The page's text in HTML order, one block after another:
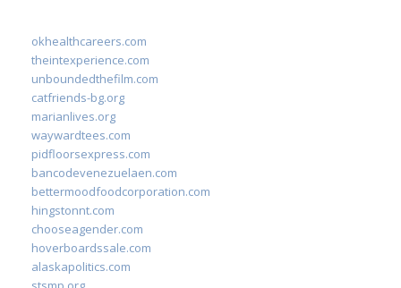
okhealthcareers.com
theintexperience.com
unboundedthefilm.com
catfriends-bg.org
marianlives.org
waywardtees.com
pidfloorsexpress.com
bancodevenezuelaen.com
bettermoodfoodcorporation.com
hingstonnt.com
chooseagender.com
hoverboardssale.com
alaskapolitics.com